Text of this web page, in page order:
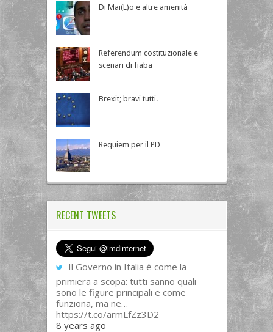
Di Mai(L)o e altre amenità
Referendum costituzionale e
scenari di fiaba
Brexit; bravi tutti.
Requiem per il PD
RECENT TWEETS
Il Governo in Italia è come la
primiera a scopa: tutti sanno quali
sono le figure principali e come
funziona, ma ne…
https://t.co/armLfZz3D2
8 years ago